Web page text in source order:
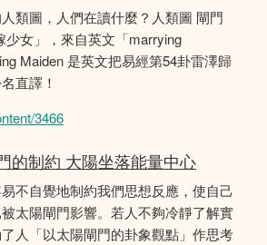
類圖，人們在讀什麼？人類圖 閘門
少女」，來自英文「marrying
Maiden 是英文把易經第54卦雷澤歸
直譯！
3466
的制約 大陽坐落能量中心
不自覺地制約我們思想反應，使自己
被太陽閘門影響。若人不夠冷靜了解實
人「以太陽閘門的卦象觀點」作思考